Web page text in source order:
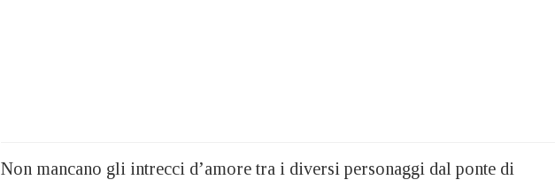
Non mancano gli intrecci d’amore tra i diversi personaggi dal ponte di